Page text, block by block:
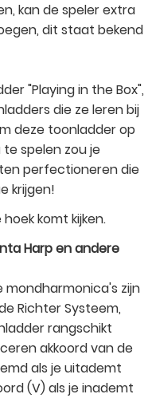
kan de speler extra
dit staat bekend
"Playing in the Box",
die ze leren bij
deze toonladder op
spelen zou je
perfectioneren die
krijgen!
komt kijken.
Harp en andere
mondharmonica's zijn
Richter Systeem,
rangschikt
akkoord van de
als je uitademt
(V) als je inademt